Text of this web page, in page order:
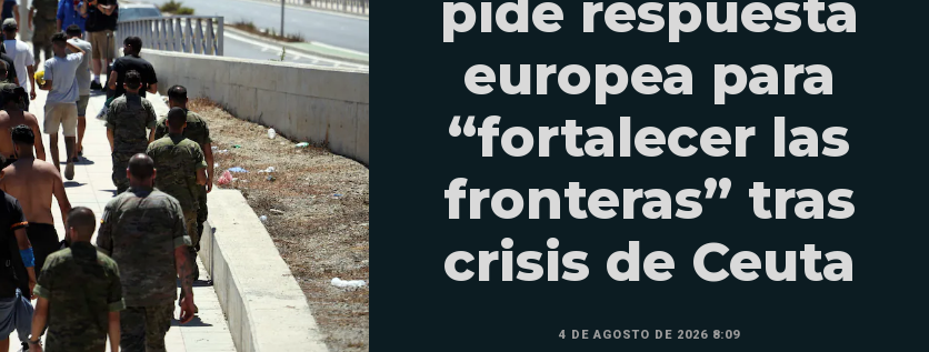
pide respuesta
europea para
“fortalecer las
fronteras” tras
crisis de Ceuta
4 DE AGOSTO DE 2026 8:09